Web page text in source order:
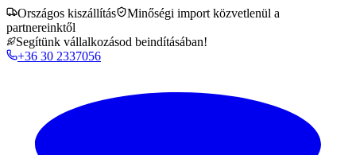
Országos kiszállítás
Minőségi import közvetlenül a
partnereinktől
Segítünk vállalkozásod beindításában!
+36 30 2337056